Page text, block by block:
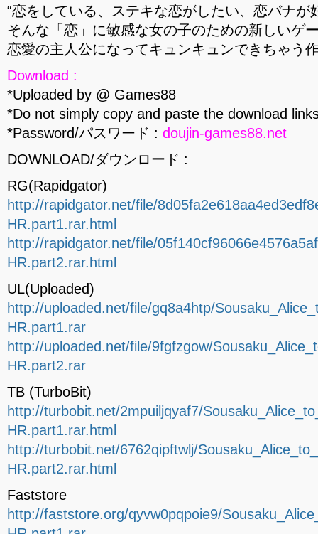
“恋をしている、ステキな恋がしたい、恋バナが
そんな「恋」に敏感な女の子のための新しいゲ
恋愛の主人公になってキュンキュンできちゃう
Download :
*Uploaded by @ Games88
*Do not simply copy and paste the download
*Password/パスワード : doujin-games88.net
DOWNLOAD/ダウンロード :
RG(Rapidgator)
http://rapidgator.net/file/
HR.part1.rar.html
http://rapidgator.net/file/
HR.part2.rar.html
UL(Uploaded)
http://uploaded.net/file/gq8a4htp/
HR.part1.rar
http://uploaded.net/file/9fgfzgow/
HR.part2.rar
TB (TurboBit)
http://turbobit.net/2mpuiljqyaf7/
HR.part1.rar.html
http://turbobit.net/6762qipftwlj/
HR.part2.rar.html
Faststore
http://faststore.org/qyvw0pqpoie9/